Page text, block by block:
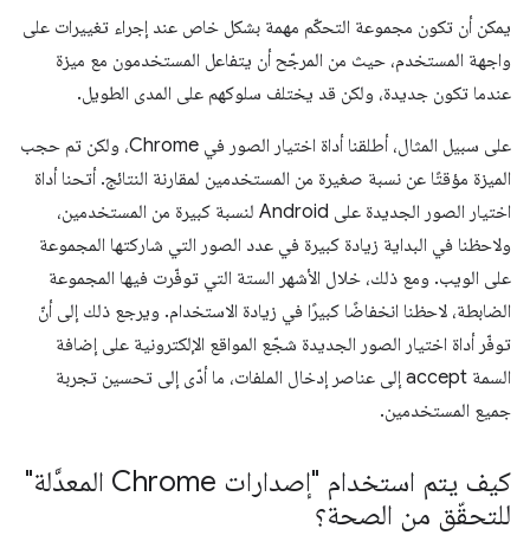
يمكن أن تكون مجموعة التحكّم مهمة بشكل خاص عند إجراء تغييرات على
واجهة المستخدم، حيث من المرجّح أن يتفاعل المستخدمون مع ميزة
عندما تكون جديدة، ولكن قد يختلف سلوكهم على المدى الطويل.
على سبيل المثال، أطلقنا أداة اختيار الصور في Chrome، ولكن تم حجب
الميزة مؤقتًا عن نسبة صغيرة من المستخدمين لمقارنة النتائج. أتحنا أداة
اختيار الصور الجديدة على Android لنسبة كبيرة من المستخدمين،
ولاحظنا في البداية زيادة كبيرة في عدد الصور التي شاركتها المجموعة
على الويب. ومع ذلك، خلال الأشهر الستة التي توفّرت فيها المجموعة
الضابطة، لاحظنا انخفاضًا كبيرًا في زيادة الاستخدام. ويرجع ذلك إلى أنّ
توفّر أداة اختيار الصور الجديدة شجّع المواقع الإلكترونية على إضافة
السمة accept إلى عناصر إدخال الملفات، ما أدّى إلى تحسين تجربة
جميع المستخدمين.
كيف يتم استخدام "إصدارات Chrome المعدَّلة"
للتحقّق من الصحة؟